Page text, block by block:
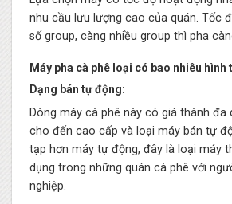
nhu cầu lưu lượng cao của quán. Tốc
số group, càng nhiều group thì pha
Máy pha cà phê loại có bao nhiêu hình
Dạng bán tự động:
Dòng máy cà phê này có giá thành đa
cho đến cao cấp và loại máy bán tự
tạp hơn máy tự động, đây là loại máy
dụng trong những quán cà phê với
nghiệp.